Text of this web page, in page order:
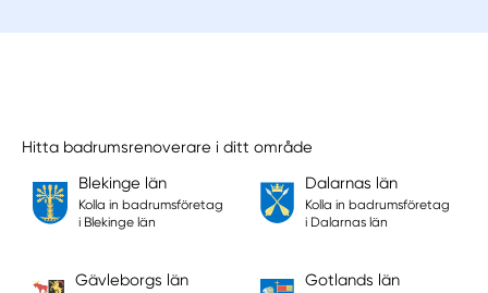
Hitta badrumsrenoverare i ditt område
Blekinge län
Kolla in badrumsföretag
i Blekinge län
Dalarnas län
Kolla in badrumsföretag
i Dalarnas län
Gävleborgs län Gotlands län